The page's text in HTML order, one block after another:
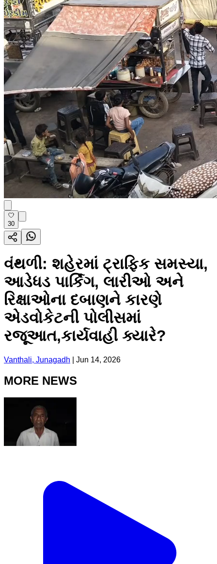
30
વંથળી: શહેરમાં ટ્રાફિક સમસ્યા,
આડેધડ પાર્કિંગ, લારીઓ અને
રિક્ષાઓના દબાણને કારણે
એડવોકેટની પોલીસમાં
રજૂઆત,કાર્યવાહી ક્યારે?
Vanthali, Junagadh Jun 14, 2026
MORE NEWS